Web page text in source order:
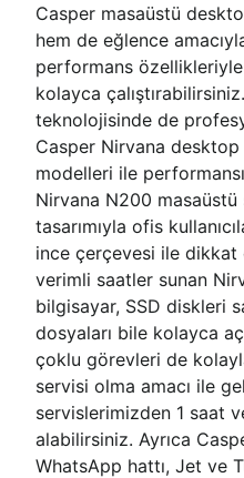
Casper masaüstü
hem de eğlence
performans
kolayca
teknolojisinde de
Casper Nirvana
modelleri ile
Nirvana N200
tasarımıyla ofis
ince çerçevesi ile
verimli saatler sunan
bilgisayar, SSD diskleri
dosyaları bile kolayca
çoklu görevleri de
servisi olma amacı ile
servislerimizden 1 saat
alabilirsiniz. Ayrıca
WhatsApp hattı, Jet ve